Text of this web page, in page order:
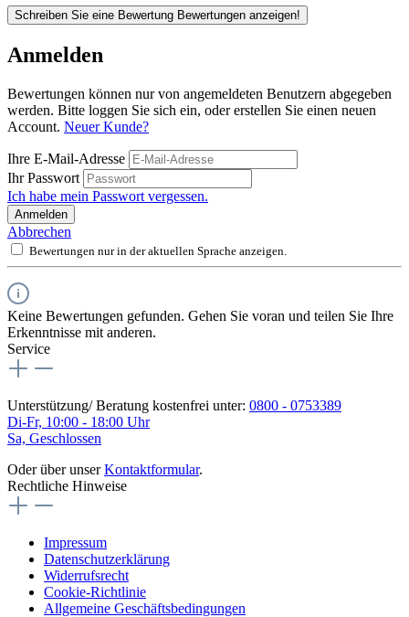
Schreiben Sie eine Bewertung Bewertungen anzeigen!
Anmelden
Bewertungen können nur von angemeldeten Benutzern abgegeben
werden. Bitte loggen Sie sich ein, oder erstellen Sie einen neuen
Account. Neuer Kunde?
Ihre E-Mail-Adresse
Ihr Passwort
Ich habe mein Passwort vergessen.
Anmelden
Abbrechen
Bewertungen nur in der aktuellen Sprache anzeigen.
Keine Bewertungen gefunden. Gehen Sie voran und teilen Sie Ihre
Erkenntnisse mit anderen.
Service
Unterstützung/ Beratung kostenfrei unter: 0800 - 0753389
Di-Fr, 10:00 - 18:00 Uhr
Sa, Geschlossen
Oder über unserKontaktformular.
Rechtliche Hinweise
Impressum
Datenschutzerklärung
Widerrufsrecht
Cookie-Richtlinie
Allgemeine Geschäftsbedingungen